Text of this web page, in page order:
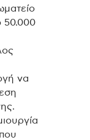
50.000
να